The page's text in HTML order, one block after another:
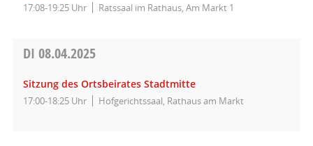
17:08-19:25 Uhr Ratssaal im Rathaus, Am Markt 1
DI 08.04.2025
Sitzung des Ortsbeirates Stadtmitte
17:00-18:25 Uhr Hofgerichtssaal, Rathaus am Markt